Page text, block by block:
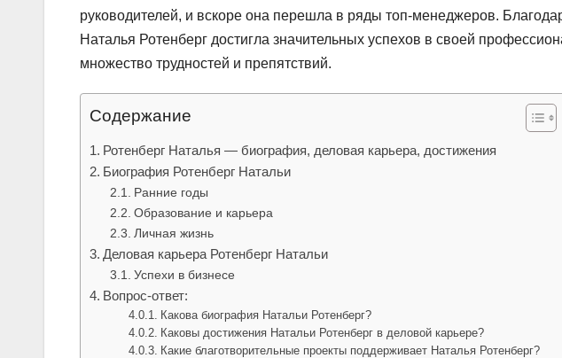
руководителей, и вскоре она перешла в ряды топ-менеджеров.
Наталья Ротенберг достигла значительных успехов в своей
множество трудностей и препятствий.
Содержание
Ротенберг Наталья — биография, деловая карьера, достижения
Биография Ротенберг Натальи
Ранние годы
Образование и карьера
Личная жизнь
Деловая карьера Ротенберг Натальи
Успехи в бизнесе
Вопрос-ответ:
Какова биография Натальи Ротенберг?
Каковы достижения Натальи Ротенберг в деловой карьере?
Какие благотворительные проекты поддерживает Наталья Ротенберг?